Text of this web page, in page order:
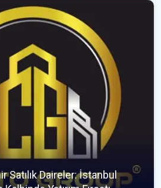
Satılık Daireler: İstanbul